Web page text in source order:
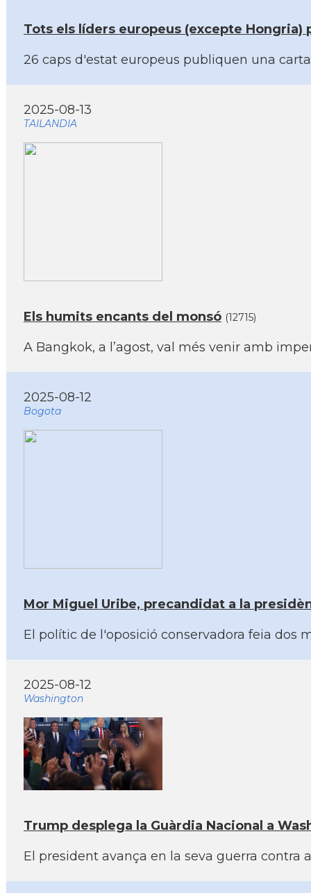
Tots els líders europeus (excepte
26 caps d'estat europeus publiquen una
2025-08-13
TAILANDIA
Els humits encants del monsó (12715)
A Bangkok, a l’agost, val més venir amb
2025-08-12
Bogota
Mor Miguel Uribe, precandidat a la
El polític de l'oposició conservadora feia dos
2025-08-12
Washington
Trump desplega la Guàrdia Nacional a
El president avança en la seva guerra